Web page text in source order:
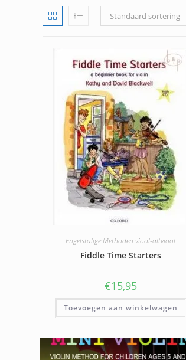
Standaard sortering
Engelstalige Methoden viool-altviool
Fiddle Time Starters
€15,95
Toevoegen aan winkelwagen